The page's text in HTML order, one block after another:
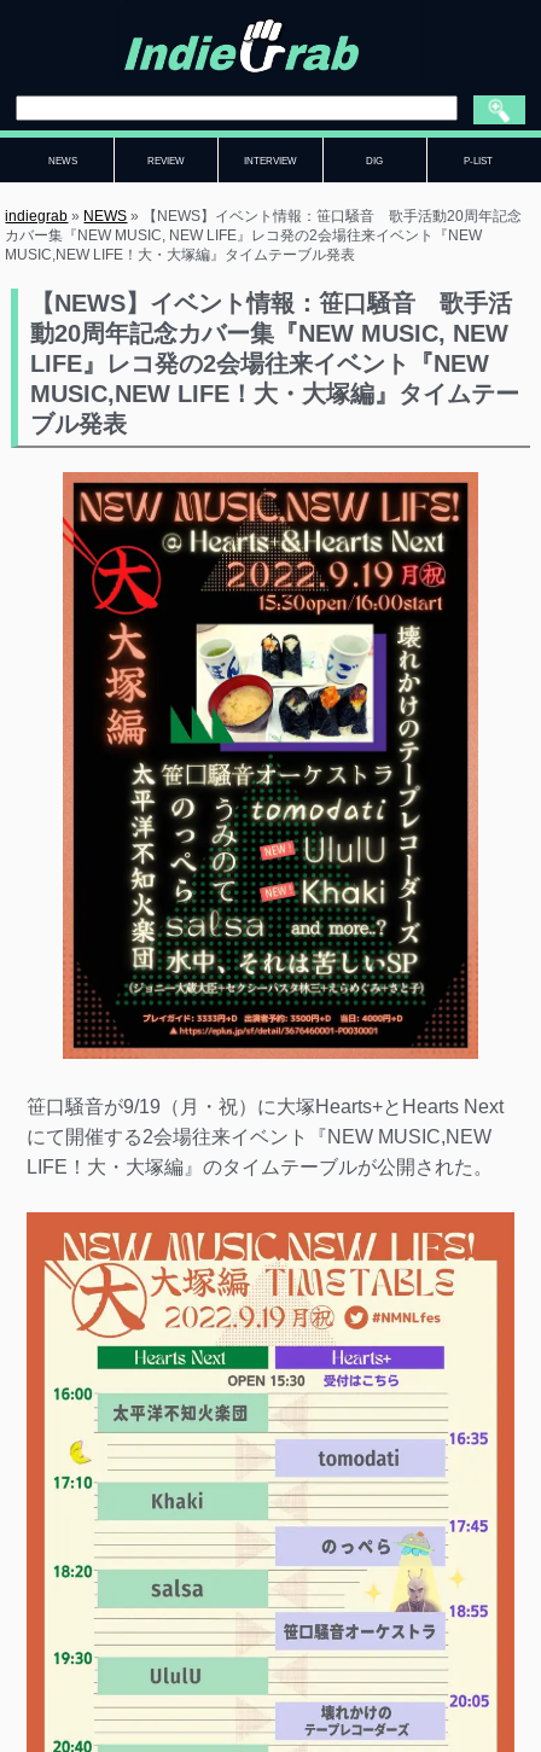
NEWS REVIEW INTERVIEW DIG P-LIST
indiegrab » NEWS »
【NEWS】イベント情報：笹口騒音 歌手活動20周年記念
カバー集『NEW MUSIC, NEW LIFE』レコ発の2会場往来イベント『NEW
MUSIC,NEW LIFE！大・大塚編』タイムテーブル発表
【NEWS】イベント情報：笹口騒音 歌手活
動20周年記念カバー集『NEW MUSIC, NEW
LIFE』レコ発の2会場往来イベント『NEW
MUSIC,NEW LIFE！大・大塚編』タイムテー
ブル発表
笹口騒音が9/19（月・祝）に大塚Hearts+とHearts Next
にて開催する2会場往来イベント『NEW MUSIC,NEW
LIFE！大・大塚編』のタイムテーブルが公開された。